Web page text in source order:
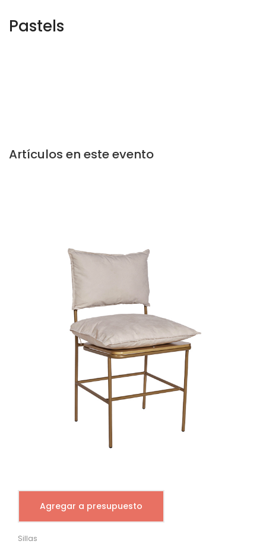
Pastels
Artículos en este evento
Agregar a presupuesto
Sillas